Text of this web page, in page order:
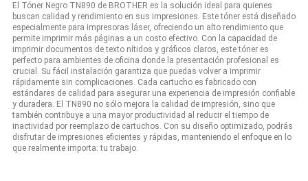
El Tóner Negro TN890 de BROTHER es la solución ideal para quienes
buscan calidad y rendimiento en sus impresiones. Este tóner está diseñado
especialmente para impresoras láser, ofreciendo un alto rendimiento que
permite imprimir más páginas a un costo efectivo. Con la capacidad de
imprimir documentos de texto nítidos y gráficos claros, este tóner es
perfecto para ambientes de oficina donde la presentación profesional es
crucial. Su fácil instalación garantiza que puedas volver a imprimir
rápidamente sin complicaciones. Cada cartucho es fabricado con
estándares de calidad para asegurar una experiencia de impresión confiable
y duradera. El TN890 no sólo mejora la calidad de impresión, sino que
también contribuye a una mayor productividad al reducir el tiempo de
inactividad por reemplazo de cartuchos. Con su diseño optimizado, podrás
disfrutar de impresiones eficientes y rápidas, manteniendo el enfoque en lo
que realmente importa: tu trabajo.